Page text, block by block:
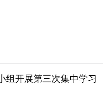
组开展第三次集中学习